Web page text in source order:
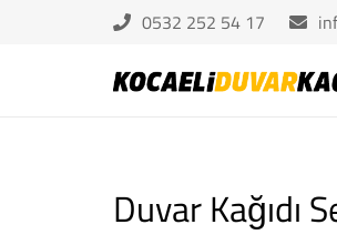
0532 252 54 17
Duvar Kağıdı